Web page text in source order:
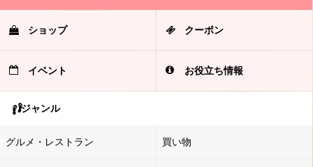
ショップ クーポン
イベント お役立ち情報
ジャンル
グルメ・レストラン 買い物